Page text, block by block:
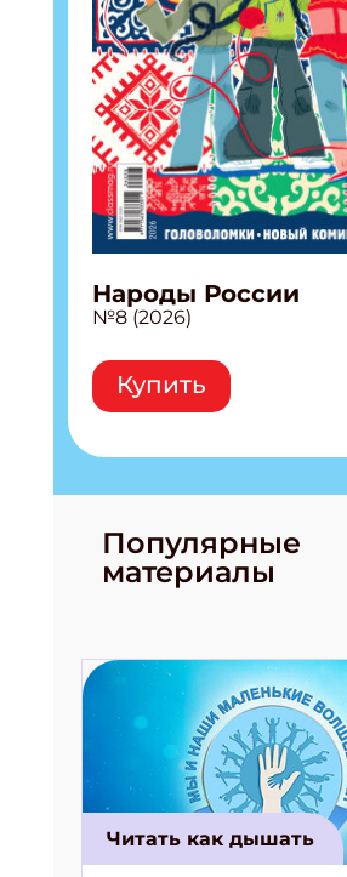
Народы России
№8 (2026)
Купить
Популярные
материалы
Читать как дышать
Получи электронный
подарок!
Укажите имя
Укажите Ваш Email